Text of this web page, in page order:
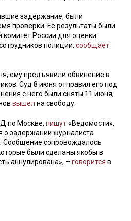
задержание, были
проверки. Ее результаты были
России для оценки
полиции, сообщает
ему предъявили обвинение в
Суд 8 июня отправил его под
с него были сняты 11 июня,
вышел на свободу.
по Москве, пишут«Ведомости»,
о задержании журналиста
Сообщение сопровождалось
были сделаны якобы в
аннулирована», – говорится в